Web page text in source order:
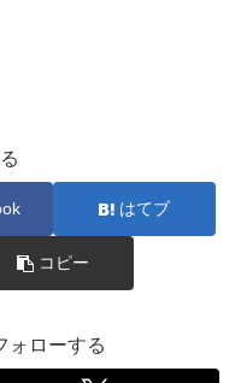
はてブ
コピー
ォローする